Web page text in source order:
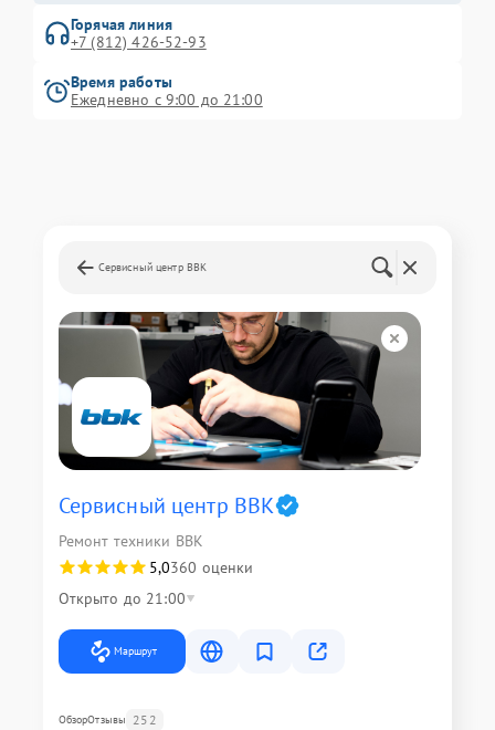
Горячая линия
+7 (812) 426-52-93
Время работы
Ежедневно с 9:00 до 21:00
Сервисный центр BBK
Сервисный центр BBK
Ремонт техники BBK
5,0360 оценки
Открыто до 21:00
Маршрут
ОбзорОтзывы 252